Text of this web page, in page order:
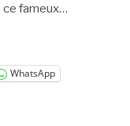
ce fameux…
WhatsApp